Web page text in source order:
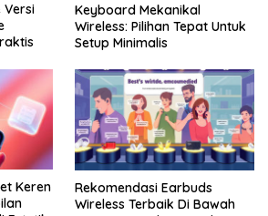
Versi
Keyboard Mekanikal
Wireless: Pilihan Tepat Untuk
Setup Minimalis
Keren
Rekomendasi Earbuds
Wireless Terbaik Di Bawah